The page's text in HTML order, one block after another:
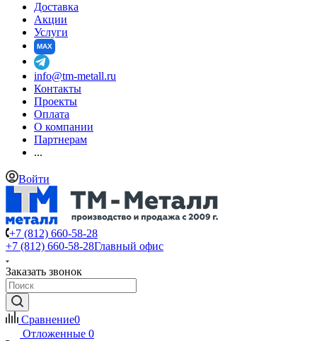
Доставка
Акции
Услуги
MAX
info@tm-metall.ru
Контакты
Проекты
Оплата
О компании
Партнерам
...
Войти
+7 (812) 660-58-28
+7 (812) 660-58-28Главный офис
Заказать звонок
Сравнение0
Отложенные 0